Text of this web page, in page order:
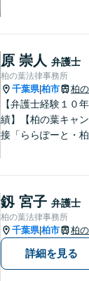
原 崇人 弁護士
柏の葉法律事務所
千葉県|柏市 柏
【弁護士経験１０
績】【柏の葉キャ
接「ららぽーと・柏
釼 宮子 弁護士
柏の葉法律事務所
千葉県|柏市 柏
詳細を見る